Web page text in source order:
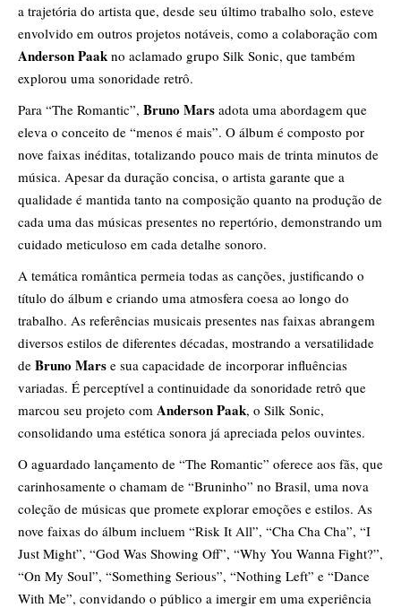
a trajetória do artista que, desde seu último trabalho solo, esteve
envolvido em outros projetos notáveis, como a colaboração com
Anderson Paak no aclamado grupo Silk Sonic, que também
explorou uma sonoridade retrô.
Para “The Romantic”, Bruno Mars adota uma abordagem que
eleva o conceito de “menos é mais”. O álbum é composto por
nove faixas inéditas, totalizando pouco mais de trinta minutos de
música. Apesar da duração concisa, o artista garante que a
qualidade é mantida tanto na composição quanto na produção de
cada uma das músicas presentes no repertório, demonstrando um
cuidado meticuloso em cada detalhe sonoro.
A temática romântica permeia todas as canções, justificando o
título do álbum e criando uma atmosfera coesa ao longo do
trabalho. As referências musicais presentes nas faixas abrangem
diversos estilos de diferentes décadas, mostrando a versatilidade
de Bruno Mars e sua capacidade de incorporar influências
variadas. É perceptível a continuidade da sonoridade retrô que
marcou seu projeto com Anderson Paak, o Silk Sonic,
consolidando uma estética sonora já apreciada pelos ouvintes.
O aguardado lançamento de “The Romantic” oferece aos fãs, que
carinhosamente o chamam de “Bruninho” no Brasil, uma nova
coleção de músicas que promete explorar emoções e estilos. As
nove faixas do álbum incluem “Risk It All”, “Cha Cha Cha”, “I
Just Might”, “God Was Showing Off”, “Why You Wanna Fight?”,
“On My Soul”, “Something Serious”, “Nothing Left” e “Dance
With Me”, convidando o público a imergir em uma experiência